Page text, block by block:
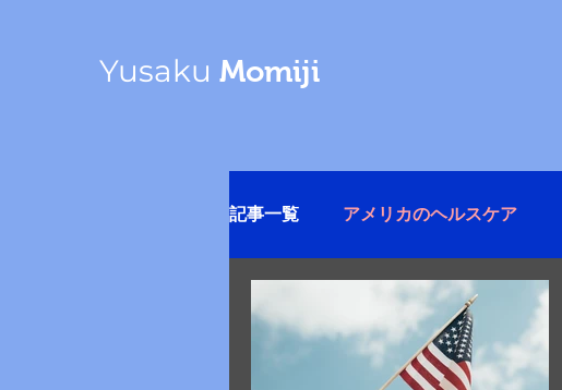
Yusaku Momiji
記事一覧 アメリカのヘルスケア
その他いろいろ